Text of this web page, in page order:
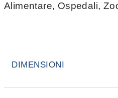
Alimentare, Ospedali,
DIMENSIONI